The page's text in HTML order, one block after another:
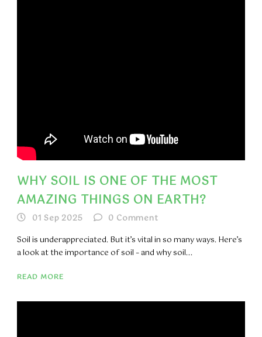
WHY SOIL IS ONE OF THE MOST
AMAZING THINGS ON EARTH?
01 Sep 2025 0 Comment
Soil is underappreciated. But it’s vital in so many ways. Here’s
a look at the importance of soil – and why soil...
READ MORE